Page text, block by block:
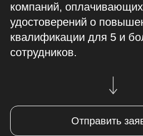
компаний,
удостоверений о
квалификации для 5 и
сотрудников.
Отправить